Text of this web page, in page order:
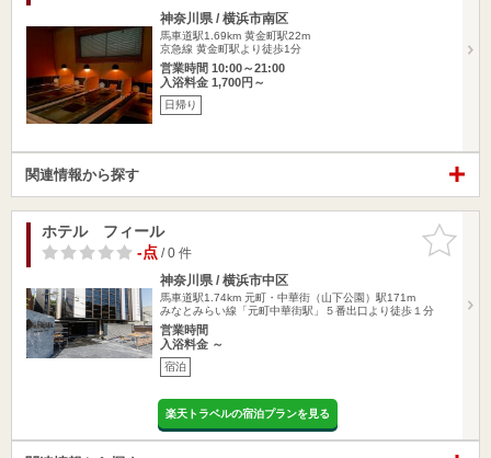
神奈川県 / 横浜市南区
馬車道駅1.69km 黄金町駅22m
京急線 黄金町駅より徒歩1分
営業時間 10:00～21:00
入浴料金 1,700円～
日帰り
関連情報から探す
お気に入
りに追加
ホテル フィール
-点/ 0 件
神奈川県 / 横浜市中区
馬車道駅1.74km 元町・中華街（山下公園）駅171m
みなとみらい線「元町中華街駅」５番出口より徒歩１分
営業時間
入浴料金 ～
宿泊
楽天トラベルの宿泊プランを見る